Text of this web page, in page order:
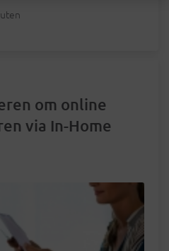
om online
via In-Home